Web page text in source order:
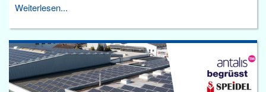
Weiterlesen...